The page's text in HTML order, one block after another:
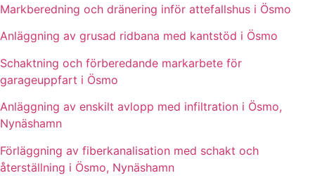
Markberedning och dränering inför attefallshus i Ösmo
Anläggning av grusad ridbana med kantstöd i Ösmo
Schaktning och förberedande markarbete för
garageuppfart i Ösmo
Anläggning av enskilt avlopp med infiltration i Ösmo,
Nynäshamn
Förläggning av fiberkanalisation med schakt och
återställning i Ösmo, Nynäshamn